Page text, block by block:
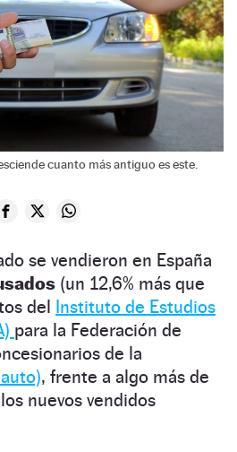
cuanto más antiguo es este.
se vendieron en España
(un 12,6% más que
del Instituto de Estudios
para la Federación de
de la
, frente a algo más de
nuevos vendidos